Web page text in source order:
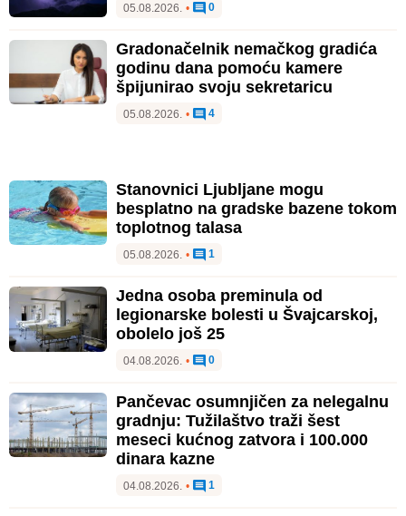
05.08.2026. • 0
Gradonačelnik nemačkog gradića
godinu dana pomoću kamere
špijunirao svoju sekretaricu
05.08.2026. • 4
Stanovnici Ljubljane mogu
besplatno na gradske bazene tokom
toplotnog talasa
05.08.2026. • 1
Jedna osoba preminula od
legionarske bolesti u Švajcarskoj,
obolelo još 25
04.08.2026. • 0
Pančevac osumnjičen za nelegalnu
gradnju: Tužilaštvo traži šest
meseci kućnog zatvora i 100.000
dinara kazne
04.08.2026. • 1